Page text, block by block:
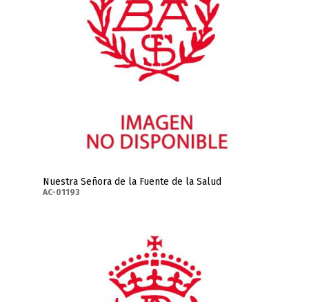
Nuestra Señora de la Fuente de la Salud
AC-01193